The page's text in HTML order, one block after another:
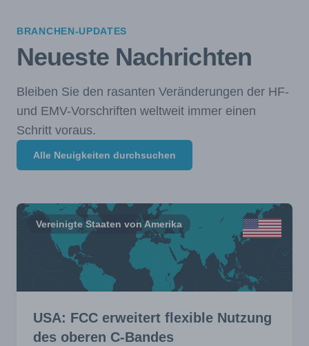
BRANCHEN-UPDATES
Neueste Nachrichten
Bleiben Sie den rasanten Veränderungen der HF-
und EMV-Vorschriften weltweit immer einen
Schritt voraus.
Alle Neuigkeiten durchsuchen
Vereinigte Staaten von Amerika
USA: FCC erweitert flexible Nutzung
des oberen C-Bandes